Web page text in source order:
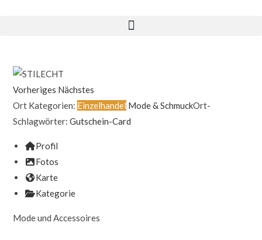
Vorheriges Nächstes
Ort Kategorien: Einzelhandel Mode & SchmuckOrt-
Schlagwörter:Gutschein-Card
Profil
Fotos
Karte
Kategorie
Mode und Accessoires